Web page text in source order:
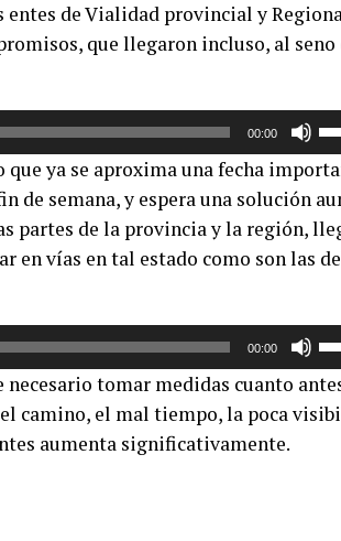
de Vialidad provincial y
que llegaron incluso, al seno
00:00
de
el
que ya se aproxima una fecha
de semana, y espera una solución
partes de la provincia y la región,
en vías en tal estado como son las
00:00
de
tomar medidas cuanto
camino, el mal tiempo, la poca
aumenta significativamente.